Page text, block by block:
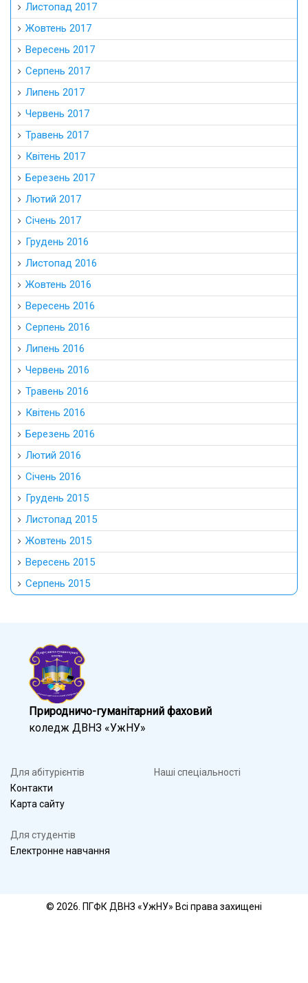
Листопад 2017
Жовтень 2017
Вересень 2017
Серпень 2017
Липень 2017
Червень 2017
Травень 2017
Квітень 2017
Березень 2017
Лютий 2017
Січень 2017
Грудень 2016
Листопад 2016
Жовтень 2016
Вересень 2016
Серпень 2016
Липень 2016
Червень 2016
Травень 2016
Квітень 2016
Березень 2016
Лютий 2016
Січень 2016
Грудень 2015
Листопад 2015
Жовтень 2015
Вересень 2015
Серпень 2015
Природничо-гуманітарний фаховий
коледж ДВНЗ «УжНУ»
Для абітурієнтів
Контакти
Карта сайту
Наші спеціальності
Для студентів
Електронне навчання
© 2026. ПГФК ДВНЗ «УжНУ» Всі права захищені